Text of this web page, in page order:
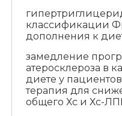
классификации
дополнения к
замедление
атеросклероза в
диете у
терапия для
общего Хс и Хс-